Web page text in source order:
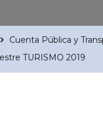
Cuenta Pública y
TURISMO 2019